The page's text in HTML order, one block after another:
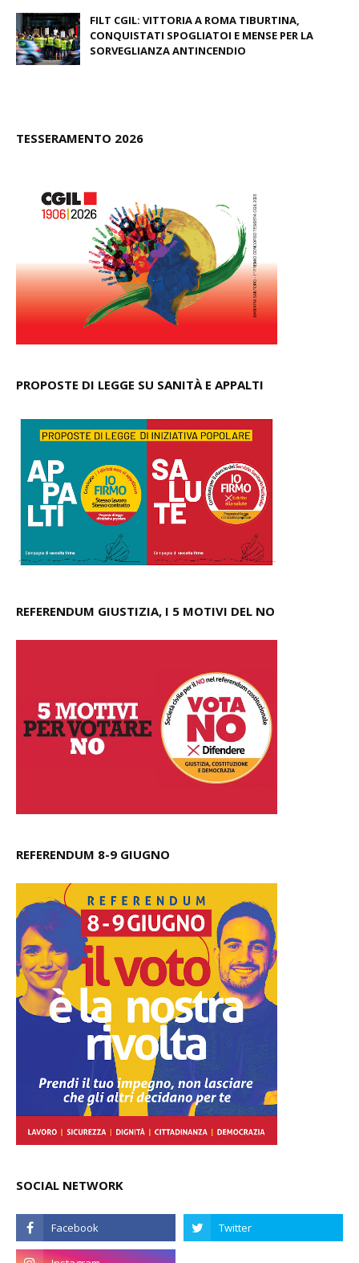
FILT CGIL: VITTORIA A ROMA TIBURTINA,
CONQUISTATI SPOGLIATOI E MENSE PER LA
SORVEGLIANZA ANTINCENDIO
TESSERAMENTO 2026
PROPOSTE DI LEGGE SU SANITÀ E APPALTI
REFERENDUM GIUSTIZIA, I 5 MOTIVI DEL NO
REFERENDUM 8-9 GIUGNO
SOCIAL NETWORK